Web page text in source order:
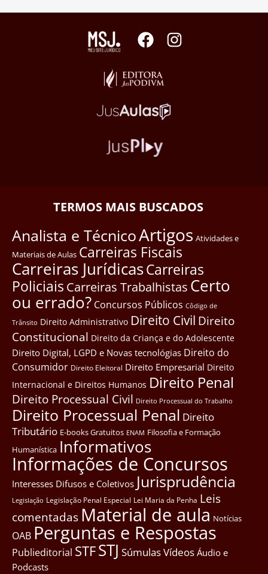
TERMOS MAIS BUSCADOS
Analista e TécnicoArtigos Atividades e
Materiais de Aulas Carreiras Fiscais
Carreiras JurídicasCarreiras
Policiais Carreiras Trabalhistas Certo
ou errado? Concursos Públicos Côdigo de
Trânsito Direito Administrativo Direito Civil Direito
Constitucional Direito da Criança e do Adolescente
Direito Digital, LGPD e Novas tecnológias Direito do
Consumidor Direito Eleitoral Direito Empresarial Direito
Internacional e Direitos Humanos Direito Penal
Direito Processual Civil Direito Processual do Trabalho
Direito Processual Penal Direito
Tributário E-books Gratuitos ENAM Filosofia e Formação
Humanística Informativos
Informações de Concursos
Interesses Difusos e Coletivos Jurisprudência
Legislação Legislação Penal Especial Lei Maria da Penha Leis
comentadas Material de aula Notícias
OAB Perguntas e Respostas
Publieditorial STFSTJ SúmulasVídeos Áudio e
Podcasts